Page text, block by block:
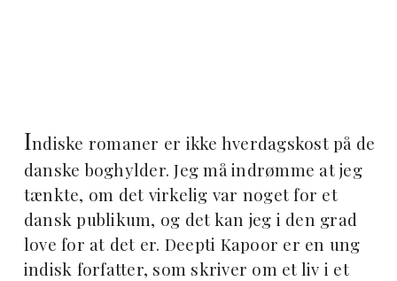
Indiske romaner er ikke hverdagskost på de
danske boghylder. Jeg må indrømme at jeg
tænkte, om det virkelig var noget for et
dansk publikum, og det kan jeg i den grad
love for at det er. Deepti Kapoor er en ung
indisk forfatter, som skriver om et liv i et